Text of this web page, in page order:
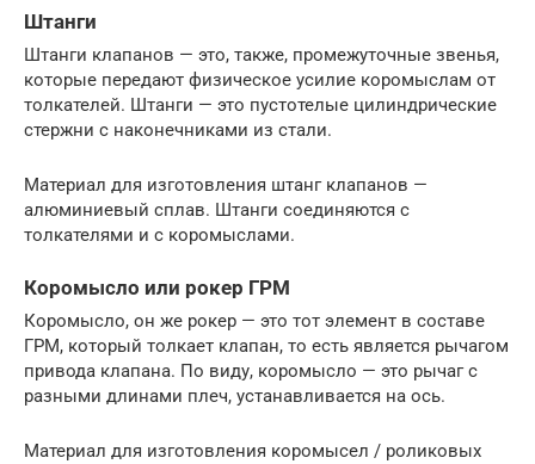
Штанги
Штанги клапанов — это, также, промежуточные звенья,
которые передают физическое усилие коромыслам от
толкателей. Штанги — это пустотелые цилиндрические
стержни с наконечниками из стали.
Материал для изготовления штанг клапанов —
алюминиевый сплав. Штанги соединяются с
толкателями и с коромыслами.
Коромысло или рокер ГРМ
Коромысло, он же рокер — это тот элемент в составе
ГРМ, который толкает клапан, то есть является рычагом
привода клапана. По виду, коромысло — это рычаг с
разными длинами плеч, устанавливается на ось.
Материал для изготовления коромысел / роликовых